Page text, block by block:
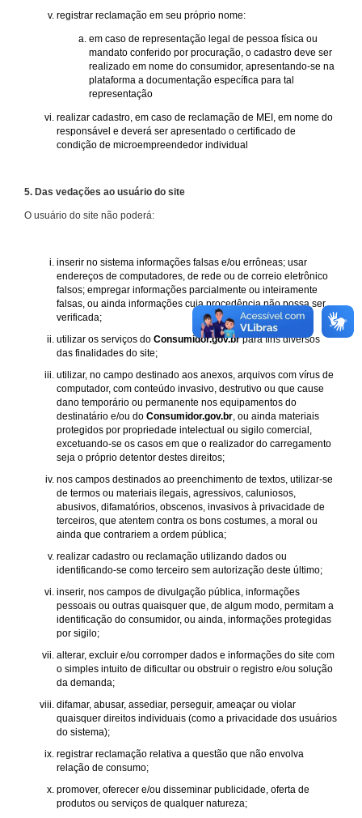
registrar reclamação em seu próprio nome:
em caso de representação legal de pessoa física ou
mandato conferido por procuração, o cadastro deve ser
realizado em nome do consumidor, apresentando-se na
plataforma a documentação específica para tal
representação
realizar cadastro, em caso de reclamação de MEI, em nome do
responsável e deverá ser apresentado o certificado de
condição de microempreendedor individual
5. Das vedações ao usuário do site
O usuário do site não poderá:
inserir no sistema informações falsas e/ou errôneas; usar
endereços de computadores, de rede ou de correio eletrônico
falsos; empregar informações parcialmente ou inteiramente
falsas, ou ainda informações cuja procedência não possa ser
verificada;
utilizar os serviços do Consumidor.gov.brpara fins diversos
das finalidades do site;
utilizar, no campo destinado aos anexos, arquivos com vírus de
computador, com conteúdo invasivo, destrutivo ou que cause
dano temporário ou permanente nos equipamentos do
destinatário e/ou do Consumidor.gov.br , ou ainda materiais
protegidos por propriedade intelectual ou sigilo comercial,
excetuando-se os casos em que o realizador do carregamento
seja o próprio detentor destes direitos;
nos campos destinados ao preenchimento de textos, utilizar-se
de termos ou materiais ilegais, agressivos, caluniosos,
abusivos, difamatórios, obscenos, invasivos à privacidade de
terceiros, que atentem contra os bons costumes, a moral ou
ainda que contrariem a ordem pública;
realizar cadastro ou reclamação utilizando dados ou
identificando-se como terceiro sem autorização deste último;
inserir, nos campos de divulgação pública, informações
pessoais ou outras quaisquer que, de algum modo, permitam a
identificação do consumidor, ou ainda, informações protegidas
por sigilo;
alterar, excluir e/ou corromper dados e informações do site com
o simples intuito de dificultar ou obstruir o registro e/ou solução
da demanda;
difamar, abusar, assediar, perseguir, ameaçar ou violar
quaisquer direitos individuais (como a privacidade dos usuários
do sistema);
registrar reclamação relativa a questão que não envolva
relação de consumo;
promover, oferecer e/ou disseminar publicidade, oferta de
produtos ou serviços de qualquer natureza;